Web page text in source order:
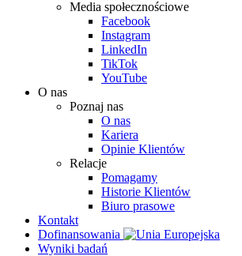
Media społecznościowe
Facebook
Instagram
LinkedIn
TikTok
YouTube
O nas
Poznaj nas
O nas
Kariera
Opinie Klientów
Relacje
Pomagamy
Historie Klientów
Biuro prasowe
Kontakt
Dofinansowania
Wyniki badań